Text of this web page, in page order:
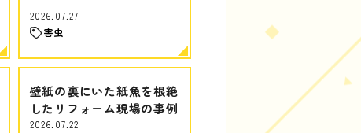
2026.07.27
害虫
壁紙の裏にいた紙魚を根絶
したリフォーム現場の事例
2026.07.22